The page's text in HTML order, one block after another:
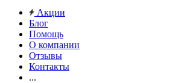
Акции
Блог
Помощь
О компании
Отзывы
Контакты
...